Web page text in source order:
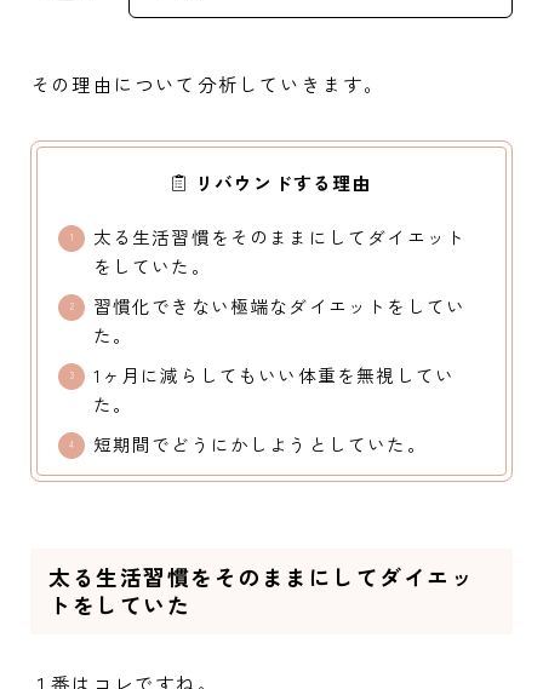
その理由について分析していきます。
リバウンドする理由
太る生活習慣をそのままにしてダイエット
をしていた。
習慣化できない極端なダイエットをしてい
た。
1ヶ月に減らしてもいい体重を無視してい
た。
短期間でどうにかしようとしていた。
太る生活習慣をそのままにしてダイエッ
トをしていた
１番はコレですね。